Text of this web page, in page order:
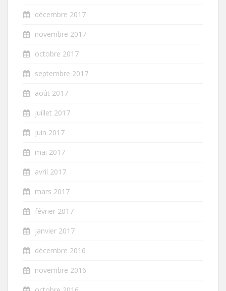
décembre 2017
novembre 2017
octobre 2017
septembre 2017
août 2017
juillet 2017
juin 2017
mai 2017
avril 2017
mars 2017
février 2017
janvier 2017
décembre 2016
novembre 2016